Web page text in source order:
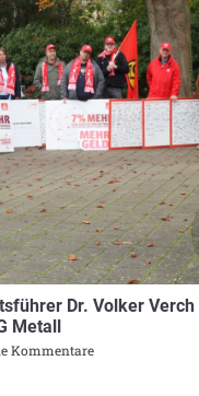
Dr. Volker Verch
Metall
Kommentare